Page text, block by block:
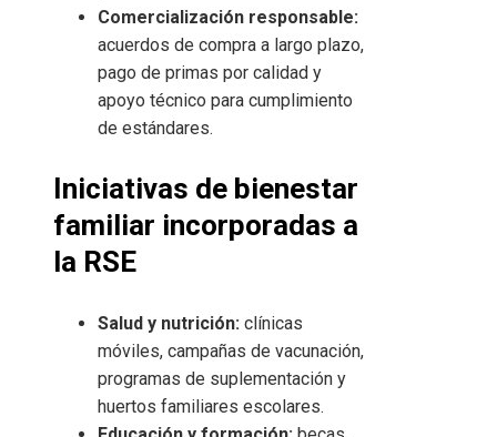
Comercialización responsable:
acuerdos de compra a largo plazo,
pago de primas por calidad y
apoyo técnico para cumplimiento
de estándares.
Iniciativas de bienestar
familiar incorporadas a
la RSE
Salud y nutrición: clínicas
móviles, campañas de vacunación,
programas de suplementación y
huertos familiares escolares.